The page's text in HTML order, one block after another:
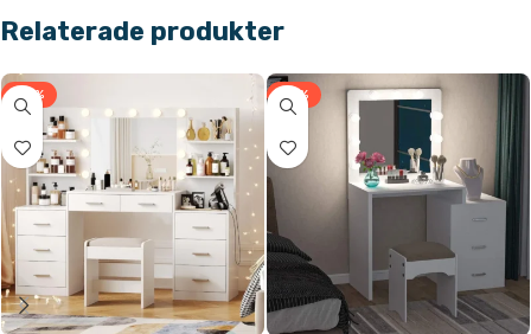
Relaterade produkter
-18% -21%